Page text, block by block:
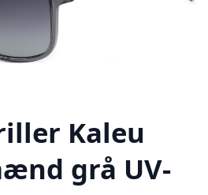
Kaleu
grå UV-